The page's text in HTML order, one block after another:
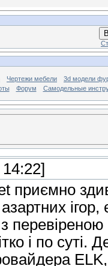
Чертежи мебели
3d модели
Форум Самодельные
приємно
і по суті.